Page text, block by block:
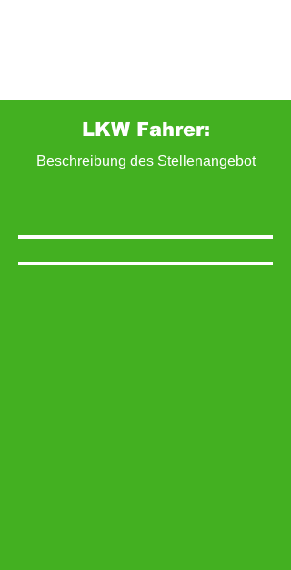
LKW Fahrer:
Beschreibung des Stellenangebot